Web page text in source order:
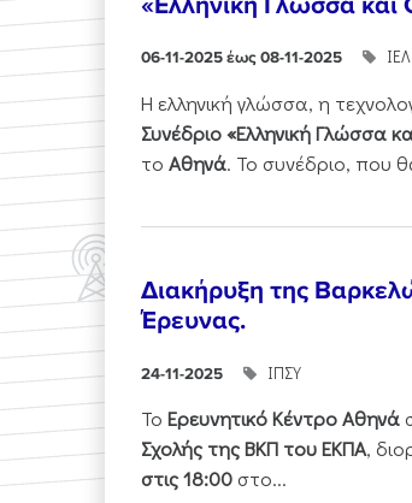
06-11-2025 έως 08-11-2025 ΙΕΛ
Η ελληνική γλώσσα, η
Συνέδριο «Ελληνική Γλώσσα
το Αθηνά. Το συνέδριο, που
Διακήρυξη της
Έρευνας.
24-11-2025 ΙΠΣΥ
Το Ερευνητικό Κέντρο Αθηνά
Σχολής της ΒΚΠ του ΕΚΠΑ,
στις 18:00 στο...